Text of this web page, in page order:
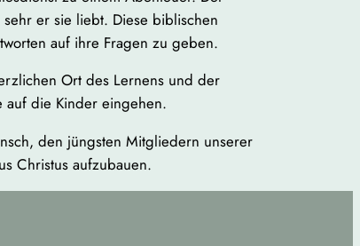
er sie liebt. Diese biblischen
auf ihre Fragen zu geben.
Ort des Lernens und der
auf die Kinder eingehen.
den jüngsten Mitgliedern unserer
Christus aufzubauen.